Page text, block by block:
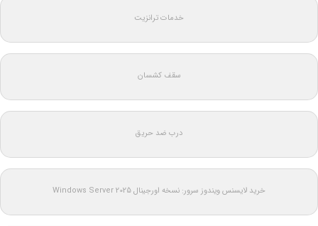
خدمات ترانزیت
سقف کشسان
درب ضد حریق
خرید لایسنس ویندوز سرور: نسخه اورجینال Windows Server 2025